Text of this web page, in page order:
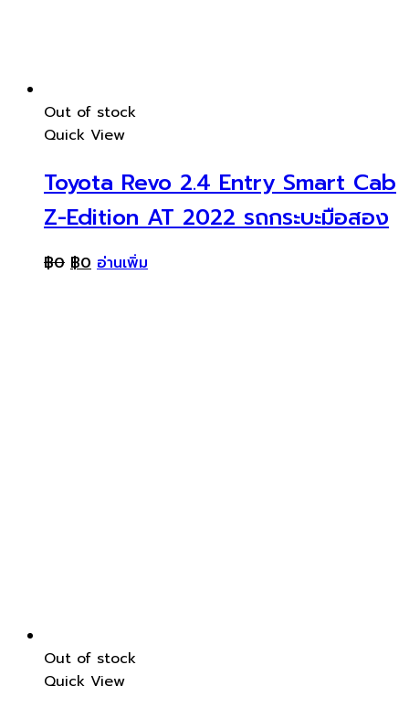
Out of stock
Quick View
Toyota Revo 2.4 Entry Smart Cab
Z-Edition AT 2022 รถกระบะมือสอง
฿0 ฿0 อ่านเพิ่ม
Out of stock
Quick View